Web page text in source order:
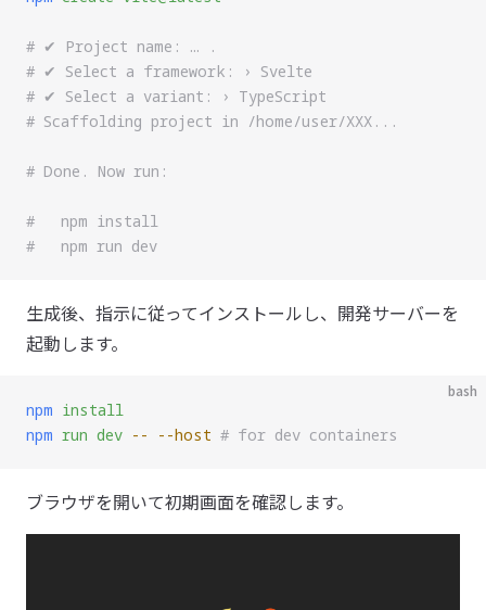
# ✔ Project name: … .
# ✔ Select a framework: › Svelte
# ✔ Select a variant: › TypeScript
# Scaffolding project in /home/user/XXX...
# Done. Now run:
#   npm install
#   npm run dev
生成後、指示に従ってインストールし、開発サーバーを
起動します。
bash
npm install
npm run dev -- --host # for dev containers
ブラウザを開いて初期画面を確認します。